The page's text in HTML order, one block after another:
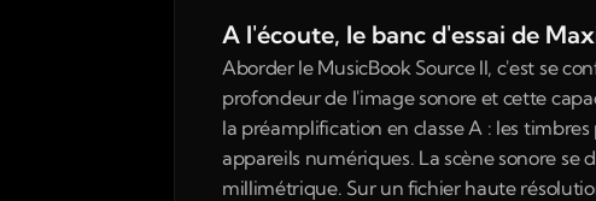
A l'écoute, le banc d'essai de
Aborder le MusicBook Source II, c'est se
profondeur de l'image sonore et cette
la préamplification en classe A : les
appareils numériques. La scène sonore
millimétrique. Sur un fichier haute